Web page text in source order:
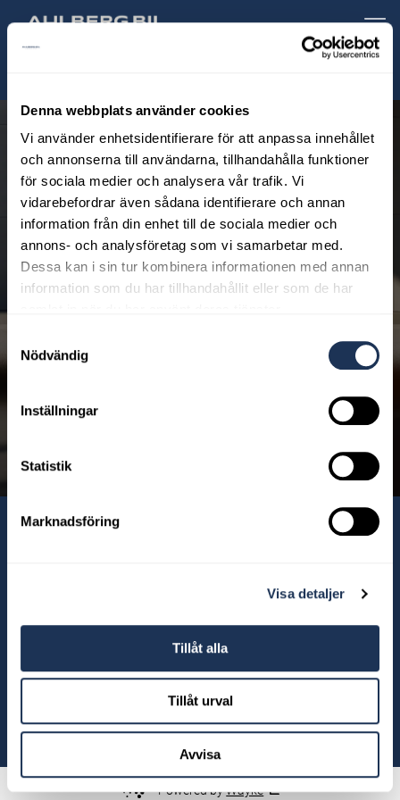
Denna webbplats använder cookies
Vi använder enhetsidentifierare för att anpassa innehållet
och annonserna till användarna, tillhandahålla funktioner
för sociala medier och analysera vår trafik. Vi
vidarebefordrar även sådana identifierare och annan
information från din enhet till de sociala medier och
annons- och analysföretag som vi samarbetar med.
Dessa kan i sin tur kombinera informationen med annan
information som du har tillhandahållit eller som de har
Nödvändig
Inställningar
Statistik
Marknadsföring
Visa detaljer
Tillåt alla
Tillåt urval
Avvisa
huvudinnehållet
Volvo
Care by Volvo
Care by Volvo är ett enklare sätt att ha bil. I din fasta
månadskostnad ingår service, försäkring och friheten att
Våra anläggningar
© 2026 Ahlberg Bil
Powered byWayke